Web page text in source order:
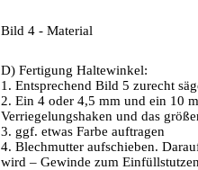
Bild 4 - Material
D) Fertigung Haltewinkel:
1. Entsprechend Bild 5 zurecht
2. Ein 4 oder 4,5 mm und ein 10
Verriegelungshaken und das
3. ggf. etwas Farbe auftragen
4. Blechmutter aufschieben.
wird – Gewinde zum